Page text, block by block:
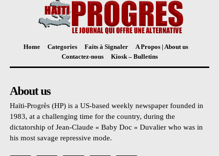
Home Categories Faits à Signaler
A Propos | About us
Contactez-nous
Kiosk – Bulletins
About us
Haïti-Progrès (HP) is a US-based weekly newspaper founded in
1983, at a challenging time for the country, during the
dictatorship of Jean-Claude « Baby Doc » Duvalier who was in
his most savage repressive mode.